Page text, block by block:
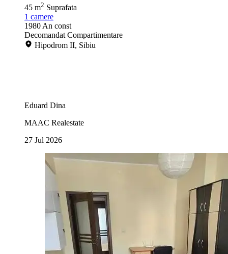
45 m2 Suprafata
1 camere
1980 An const
Decomandat Compartimentare
Hipodrom II, Sibiu
Eduard Dina
MAAC Realestate
27 Jul 2026